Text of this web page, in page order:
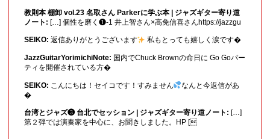
教則本 棚卸 vol.23 名取さん Parkerに学ぶ本 | ジャズギター寄り道
ノート: […] 個性を磨く❶-1 井上智さん×高免信喜さんhttps://jazzgu
SEIKO: 返信ありがとうございます 私もとっても嬉しく涙です�
JazzGuitarYorimichiNote: 国内でChuck Brownの命日に Go Goパー
ティを開催されている方�
SEIKO: こんにちは！セイコです！すみません
なんと今返信があ
�
台湾とジャズ❸ 台北でセッション | ジャズギター寄り道ノート: […]
第２弾では演奏家を中心に、お聞きしました。HP [